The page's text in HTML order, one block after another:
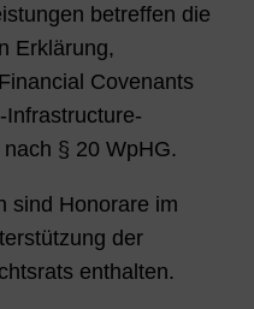
betreffen die
Erklärung,
Covenants
§ 20 WpHG.
sind Honorare im
der
enthalten.